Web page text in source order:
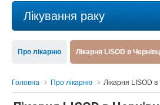
Лікування раку
Про лікарню Лікарня LISOD в
Головна Про лікарню Лікарня LISOD в